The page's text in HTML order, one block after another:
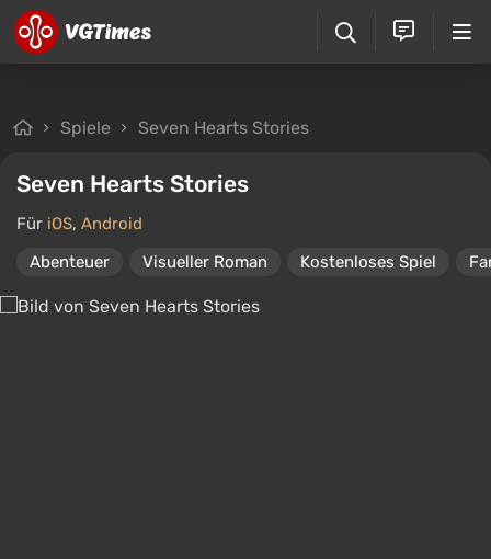
Spiele Seven Hearts Stories
Seven Hearts Stories
Für iOS, Android
Abenteuer
Visueller Roman Kostenloses Spiel